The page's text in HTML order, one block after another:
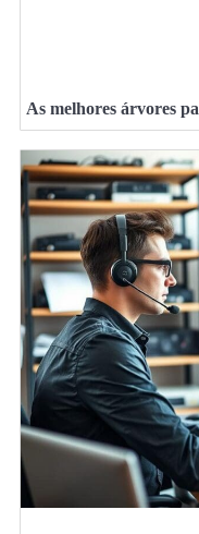
As melhores árvores